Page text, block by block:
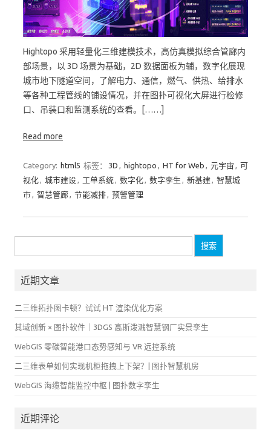
Hightopo 采用轻量化三维建模技术，高仿真模拟综合管廊内
部场景，以 3D 场景为基础，2D 数据面板为辅，数字化展现
城市地下隧道空间，了解电力、通信，燃气、供热、给排水
等各种工程管线的铺设情况，并在图扑可视化大屏进行检修
口、吊装口和监测系统的查看。[……]
Read more
Category: html5 标签： 3D , hightopo , HT for Web , 元宇宙 , 可
视化, 城市建设, 工单系统, 数字化, 数字孪生 , 新基建, 智慧城
市, 智慧管廊, 节能减排, 预警管理
索：
近期文章
二三维拓扑图卡顿？试试 HT 渲染优化方案
其域创新 × 图扑软件｜3DGS 高斯泼溅智慧钢厂实景孪生
WebGIS 零碳智能港口态势感知与 VR 远控系统
二三维表单如何实现机柜拖拽上下架？| 图扑智慧机房
WebGIS 海缆智能监控中枢 | 图扑数字孪生
近期评论